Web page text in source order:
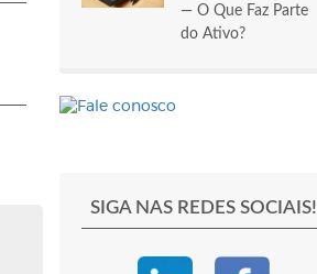
— O Que Faz Parte
do Ativo?
SIGA NAS REDES SOCIAIS!